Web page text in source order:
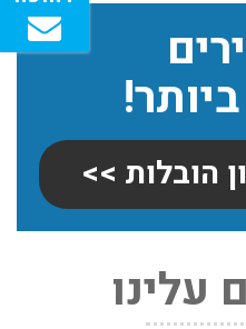
הובלות >>
עלינו